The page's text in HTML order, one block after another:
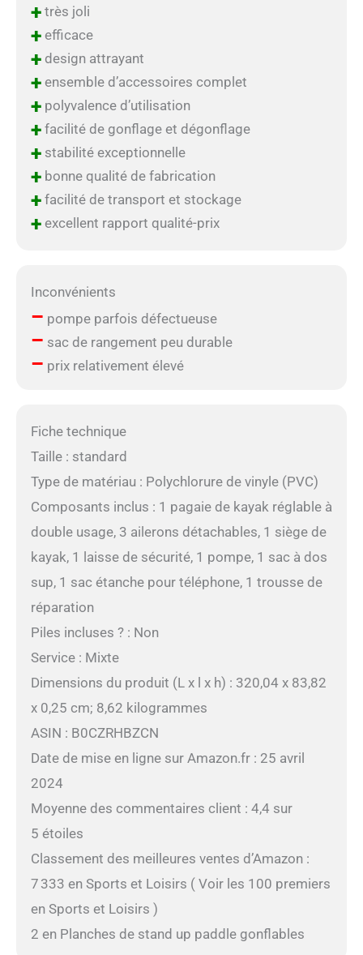
+très joli
+efficace
+design attrayant
+ensemble d’accessoires complet
+polyvalence d’utilisation
+facilité de gonflage et dégonflage
+stabilité exceptionnelle
+bonne qualité de fabrication
+facilité de transport et stockage
+excellent rapport qualité-prix
Inconvénients
– pompe parfois défectueuse
– sac de rangement peu durable
– prix relativement élevé
Fiche technique
Taille : standard
Type de matériau : Polychlorure de vinyle (PVC)
Composants inclus : 1 pagaie de kayak réglable à
double usage, 3 ailerons détachables, 1 siège de
kayak, 1 laisse de sécurité, 1 pompe, 1 sac à dos
sup, 1 sac étanche pour téléphone, 1 trousse de
réparation
Piles incluses ? : Non
Service : Mixte
Dimensions du produit (L x l x h) : 320,04 x 83,82
x 0,25 cm; 8,62 kilogrammes
ASIN : B0CZRHBZCN
Date de mise en ligne sur Amazon.fr : 25 avril
2024
Moyenne des commentaires client : 4,4 sur
5 étoiles
Classement des meilleures ventes d’Amazon :
7 333 en Sports et Loisirs ( Voir les 100 premiers
en Sports et Loisirs )
2 en Planches de stand up paddle gonflables